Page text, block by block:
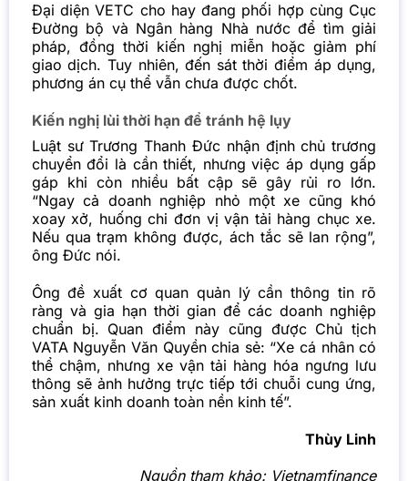
Đại diện VETC cho hay đang phối hợp cùng Cục
Đường bộ và Ngân hàng Nhà nước để tìm giải
pháp, đồng thời kiến nghị miễn hoặc giảm phí
giao dịch. Tuy nhiên, đến sát thời điểm áp dụng,
phương án cụ thể vẫn chưa được chốt.
Kiến nghị lùi thời hạn để tránh hệ lụy
Luật sư Trương Thanh Đức nhận định chủ trương
chuyển đổi là cần thiết, nhưng việc áp dụng gấp
gáp khi còn nhiều bất cập sẽ gây rủi ro lớn.
“Ngay cả doanh nghiệp nhỏ một xe cũng khó
xoay xở, huống chi đơn vị vận tải hàng chục xe.
Nếu qua trạm không được, ách tắc sẽ lan rộng”,
ông Đức nói.
Ông đề xuất cơ quan quản lý cần thông tin rõ
ràng và gia hạn thời gian để các doanh nghiệp
chuẩn bị. Quan điểm này cũng được Chủ tịch
VATA Nguyễn Văn Quyền chia sẻ: “Xe cá nhân có
thể chậm, nhưng xe vận tải hàng hóa ngưng lưu
thông sẽ ảnh hưởng trực tiếp tới chuỗi cung ứng,
sản xuất kinh doanh toàn nền kinh tế”.
Thùy Linh
Nguồn tham khảo: Vietnamfinance